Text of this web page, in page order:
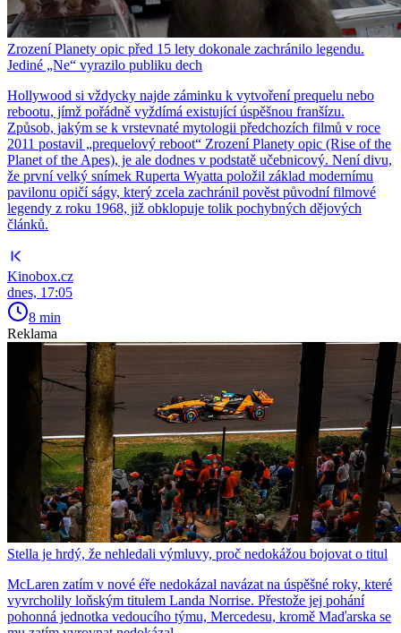
Zrození Planety opic před 15 lety dokonale zachránilo legendu.
Jediné „Ne“ vyrazilo publiku dech
Hollywood si vždycky najde záminku k vytvoření prequelu nebo
rebootu, jímž pořádně vyždímá existující úspěšnou franšízu.
Způsob, jakým se k vrstevnaté mytologii předchozích filmů v roce
2011 postavil „prequelový reboot“ Zrození Planety opic (Rise of the
Planet of the Apes), je ale dodnes v podstatě učebnicový. Není divu,
že první velký snímek Ruperta Wyatta položil základ modernímu
pavilonu opičí ságy, který zcela zachránil pověst původní filmové
legendy z roku 1968, již obklopuje tolik pochybných dějových
článků.
Kinobox.cz
dnes, 17:05
8 min
Reklama
Stella je hrdý, že nehledali výmluvy, proč nedokážou bojovat o titul
McLaren zatím v nové éře nedokázal navázat na úspěšné roky, které
vyvrcholily loňským titulem Landa Norrise. Přestože jej pohání
pohonná jednotka vedoucího týmu, Mercedesu, kromě Maďarska se